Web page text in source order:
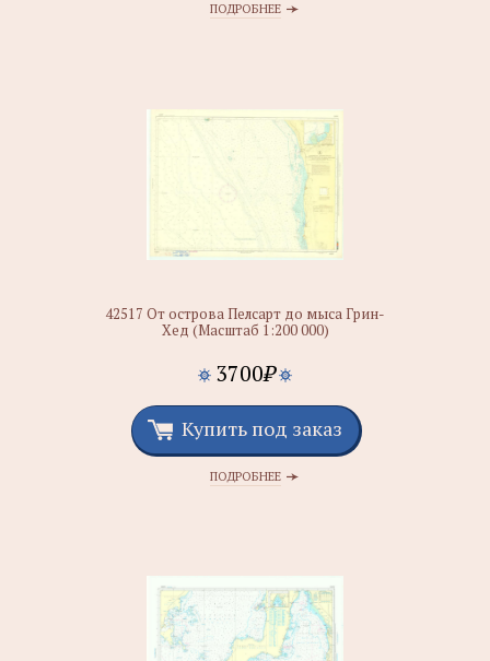
ПОДРОБНЕЕ
42517 От острова Пелсарт до мыса Грин-
Хед (Масштаб 1:200 000)
3700₽
Купить под заказ
ПОДРОБНЕЕ